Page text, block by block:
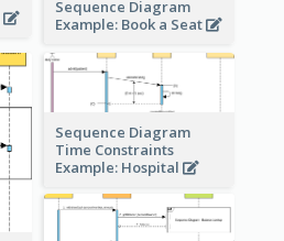
Sequence Diagram
Example: Book a Seat
Sequence Diagram
Time Constraints
Example: Hospital